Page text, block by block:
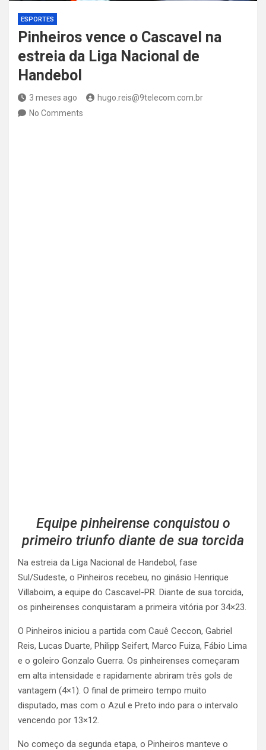
ESPORTES
Pinheiros vence o Cascavel na
estreia da Liga Nacional de
Handebol
3 meses ago
hugo.reis@9telecom.com.br
No Comments
Equipe pinheirense conquistou o
primeiro triunfo diante de sua torcida
Na estreia da Liga Nacional de Handebol, fase
Sul/Sudeste, o Pinheiros recebeu, no ginásio Henrique
Villaboim, a equipe do Cascavel-PR. Diante de sua torcida,
os pinheirenses conquistaram a primeira vitória por 34×23.
O Pinheiros iniciou a partida com Cauê Ceccon, Gabriel
Reis, Lucas Duarte, Philipp Seifert, Marco Fuiza, Fábio Lima
e o goleiro Gonzalo Guerra. Os pinheirenses começaram
em alta intensidade e rapidamente abriram três gols de
vantagem (4×1). O final de primeiro tempo muito
disputado, mas com o Azul e Preto indo para o intervalo
vencendo por 13×12.
No começo da segunda etapa, o Pinheiros manteve o